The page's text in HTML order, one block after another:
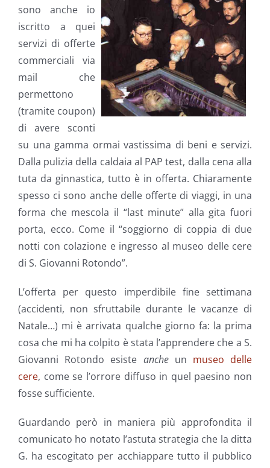
sono anche io
iscritto a quei
servizi di offerte
commerciali via
mail che
permettono
(tramite coupon)
di avere sconti
su una gamma ormai vastissima di beni e servizi.
Dalla pulizia della caldaia al PAP test, dalla cena alla
tuta da ginnastica, tutto è in offerta. Chiaramente
spesso ci sono anche delle offerte di viaggi, in una
forma che mescola il “last minute” alla gita fuori
porta, ecco. Come il “soggiorno di coppia di due
notti con colazione e ingresso al museo delle cere
di S. Giovanni Rotondo”.
L’offerta per questo imperdibile fine settimana
(accidenti, non sfruttabile durante le vacanze di
Natale…) mi è arrivata qualche giorno fa: la prima
cosa che mi ha colpito è stata l’apprendere che a S.
Giovanni Rotondo esiste ancheun museo delle
cere, come se l’orrore diffuso in quel paesino non
fosse sufficiente.
Guardando però in maniera più approfondita il
comunicato ho notato l’astuta strategia che la ditta
G. ha escogitato per acchiappare tutto il pubblico